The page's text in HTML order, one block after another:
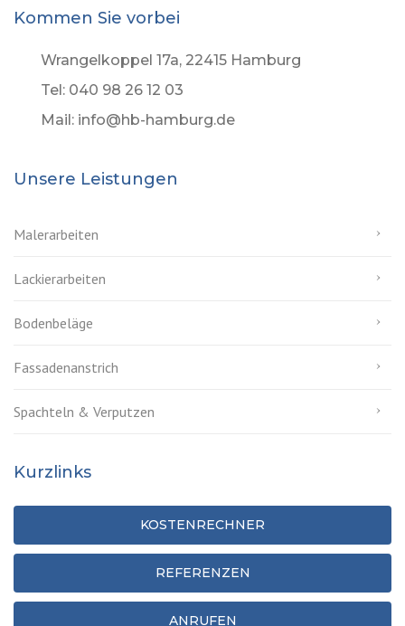
Kommen Sie vorbei
Wrangelkoppel 17a, 22415 Hamburg
Tel: 040 98 26 12 03
Mail: info@hb-hamburg.de
Unsere Leistungen
Malerarbeiten
Lackierarbeiten
Bodenbeläge
Fassadenanstrich
Spachteln & Verputzen
Kurzlinks
KOSTENRECHNER
REFERENZEN
ANRUFEN